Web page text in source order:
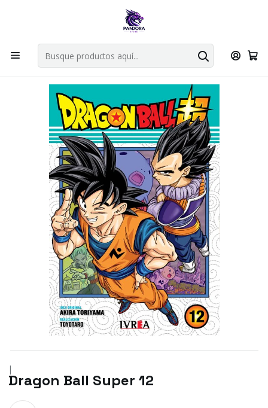
Por compras en cartas singles superiores a 49.990 el envio es
Explorar singles
Inicio Mangas Tankobon Dragon Ball Super 12
|
Dragon Ball Super 12